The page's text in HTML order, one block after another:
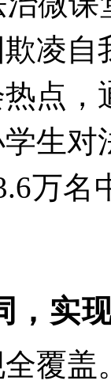
凌自
点，
生对
万名
，实
覆盖